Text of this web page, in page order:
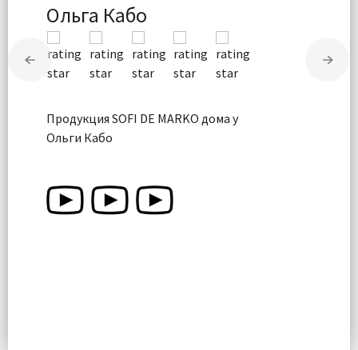
Ольга Кабо
Продукция SOFI DE MARKO дома у
Ольги Кабо